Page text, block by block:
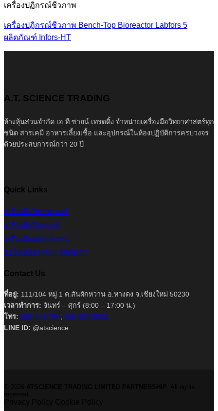
เครื่องปฏิกรณ์ชีวภาพ
เครื่องปฏิกรณ์ชีวภาพ Bench-Top Bioreactor Labfors 5
ผลิตภัณฑ์ Infors-HT
A.T. SCIENCE TRADING
ห้างหุ้นส่วนจำกัด เอ.ที.ซายน์ เทรดดิ้ง จำหน่ายเครื่องมือวิทยาศาสตร์ทุก
ชนิด สารเคมี อาหารเลี้ยงเชื้อ และอุปกรณ์ในห้องปฏิบัติการครบวงจร
ด้วยประสบการณ์กว่า 20 ปี
Quick Links
เครื่องมือวิทยาศาสตร์
เครื่องมือวิเคราะห์
เครื่องมืออุตสาหกรรม
ขอใบเสนอราคา / ติดต่อเรา
Contact Us
ที่อยู่: 111/104 หมู่ 1 ต.สันผักหวาน อ.หางดง จ.เชียงใหม่ 50230
เวลาทำการ: จันทร์ – ศุกร์ (8:00 – 17:00 น.)
โทร: 053-441-794 086-654-5653
LINE ID: @atscience